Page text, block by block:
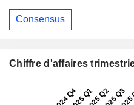
Consensus
Chiffre d'affaires